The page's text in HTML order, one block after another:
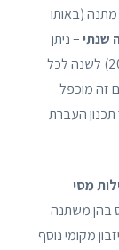
מתנה (באותו
שנתי – ניתן
לתת עד $17,000 (נכון ל-2023; $18,000 ב-2024) לשנה לכל
זה מוכפל
העברת
מסי
המס בהן משתנה
מקומי נוסף